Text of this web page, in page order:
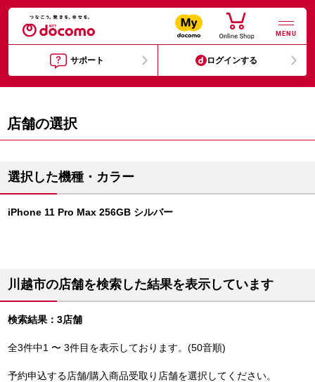
MENU
サポート ログインする
店舗の選択
選択した機種・カラー
iPhone 11 Pro Max 256GB シルバー
川越市の店舗を検索した結果を表示しています
検索結果：3店舗
全3件中1 〜 3件目を表示しております。(50音順)
予約申込する店舗/購入商品受取り店舗を選択してください。